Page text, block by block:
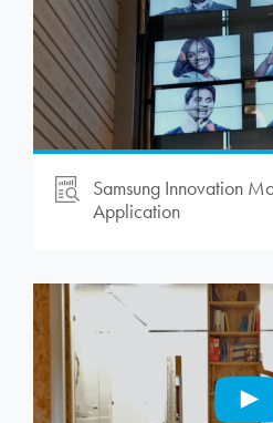
Samsung Innovation
Application